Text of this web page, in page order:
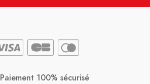
Paiement 100% sécurisé